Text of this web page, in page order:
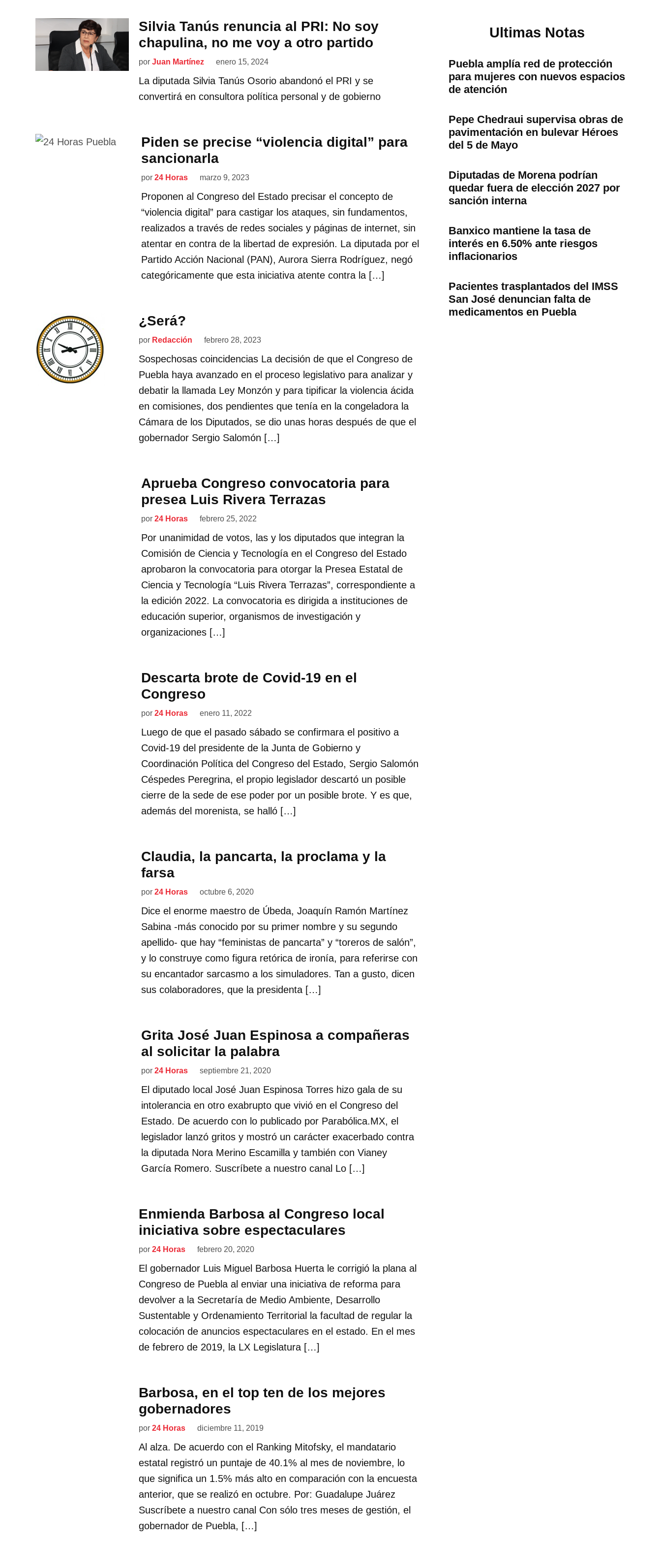
Silvia Tanús renuncia al PRI: No soy
chapulina, no me voy a otro partido
por Juan Martínez enero 15, 2024
La diputada Silvia Tanús Osorio abandonó el PRI y se
convertirá en consultora política personal y de gobierno
Piden se precise “violencia digital” para
sancionarla
por 24 Horas marzo 9, 2023
Proponen al Congreso del Estado precisar el concepto de
“violencia digital” para castigar los ataques, sin fundamentos,
realizados a través de redes sociales y páginas de internet, sin
atentar en contra de la libertad de expresión. La diputada por el
Partido Acción Nacional (PAN), Aurora Sierra Rodríguez, negó
categóricamente que esta iniciativa atente contra la […]
¿Será?
por Redacción febrero 28, 2023
Sospechosas coincidencias La decisión de que el Congreso de
Puebla haya avanzado en el proceso legislativo para analizar y
debatir la llamada Ley Monzón y para tipificar la violencia ácida
en comisiones, dos pendientes que tenía en la congeladora la
Cámara de los Diputados, se dio unas horas después de que el
gobernador Sergio Salomón […]
Aprueba Congreso convocatoria para
presea Luis Rivera Terrazas
por 24 Horas febrero 25, 2022
Por unanimidad de votos, las y los diputados que integran la
Comisión de Ciencia y Tecnología en el Congreso del Estado
aprobaron la convocatoria para otorgar la Presea Estatal de
Ciencia y Tecnología “Luis Rivera Terrazas”, correspondiente a
la edición 2022. La convocatoria es dirigida a instituciones de
educación superior, organismos de investigación y
organizaciones […]
Descarta brote de Covid-19 en el
Congreso
por 24 Horas enero 11, 2022
Luego de que el pasado sábado se confirmara el positivo a
Covid-19 del presidente de la Junta de Gobierno y
Coordinación Política del Congreso del Estado, Sergio Salomón
Céspedes Peregrina, el propio legislador descartó un posible
cierre de la sede de ese poder por un posible brote. Y es que,
además del morenista, se halló […]
Claudia, la pancarta, la proclama y la
farsa
por 24 Horas octubre 6, 2020
Dice el enorme maestro de Úbeda, Joaquín Ramón Martínez
Sabina -más conocido por su primer nombre y su segundo
apellido- que hay “feministas de pancarta” y “toreros de salón”,
y lo construye como figura retórica de ironía, para referirse con
su encantador sarcasmo a los simuladores. Tan a gusto, dicen
sus colaboradores, que la presidenta […]
Grita José Juan Espinosa a compañeras
al solicitar la palabra
por 24 Horas septiembre 21, 2020
El diputado local José Juan Espinosa Torres hizo gala de su
intolerancia en otro exabrupto que vivió en el Congreso del
Estado. De acuerdo con lo publicado por Parabólica.MX, el
legislador lanzó gritos y mostró un carácter exacerbado contra
la diputada Nora Merino Escamilla y también con Vianey
García Romero. Suscríbete a nuestro canal Lo […]
Enmienda Barbosa al Congreso local
iniciativa sobre espectaculares
por 24 Horas febrero 20, 2020
El gobernador Luis Miguel Barbosa Huerta le corrigió la plana al
Congreso de Puebla al enviar una iniciativa de reforma para
devolver a la Secretaría de Medio Ambiente, Desarrollo
Sustentable y Ordenamiento Territorial la facultad de regular la
colocación de anuncios espectaculares en el estado. En el mes
de febrero de 2019, la LX Legislatura […]
Barbosa, en el top ten de los mejores
gobernadores
por 24 Horas diciembre 11, 2019
Al alza. De acuerdo con el Ranking Mitofsky, el mandatario
estatal registró un puntaje de 40.1% al mes de noviembre, lo
que significa un 1.5% más alto en comparación con la encuesta
anterior, que se realizó en octubre. Por: Guadalupe Juárez
Suscríbete a nuestro canal Con sólo tres meses de gestión, el
gobernador de Puebla, […]
Ultimas Notas
Puebla amplía red de protección
para mujeres con nuevos espacios
de atención
Pepe Chedraui supervisa obras de
pavimentación en bulevar Héroes
del 5 de Mayo
Diputadas de Morena podrían
quedar fuera de elección 2027 por
sanción interna
Banxico mantiene la tasa de
interés en 6.50% ante riesgos
inflacionarios
Pacientes trasplantados del IMSS
San José denuncian falta de
medicamentos en Puebla